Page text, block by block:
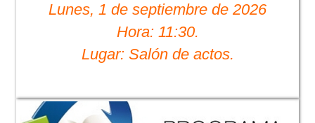
Lunes, 1 de septiembre de 2026
Hora: 11:30.
Lugar: Salón de actos.